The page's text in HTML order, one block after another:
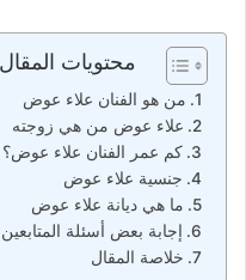
محتويات المقال
من هو الفنان علاء عوض
علاء عوض من هي زوجته
كم عمر الفنان علاء عوض؟
جنسية علاء عوض
ما هي ديانة علاء عوض
إجابة بعض أسئلة
خلاصة المقال